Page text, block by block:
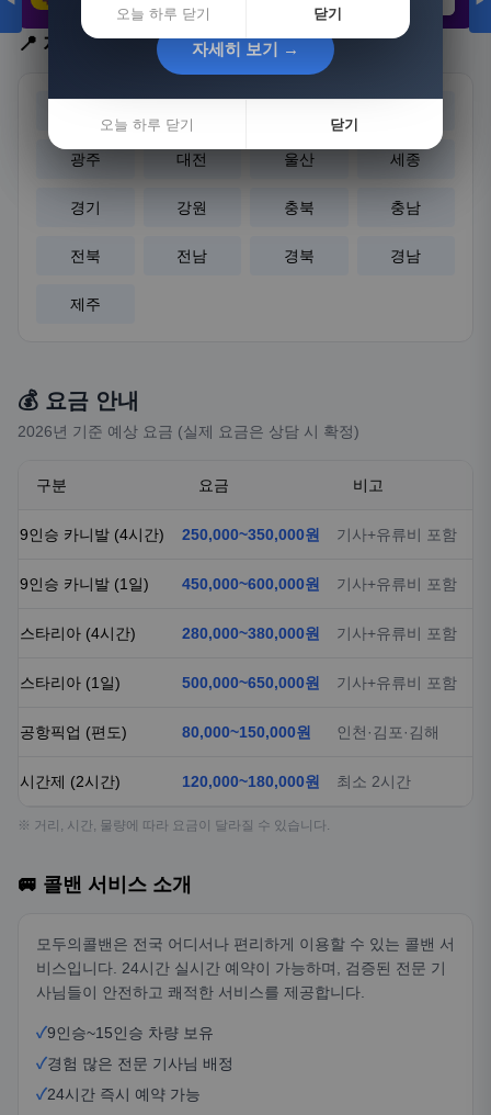
3,308원
📍 지역 선택
광주 대전 울산 세종
경기 강원 충북 충남
전북 전남 경북 경남
제주
💰 요금 안내
2026년 기준 예상 요금 (실제 요금은 상담 시 확정)
구분 요금 비고
9인승 카니발 (4시간) 250,000~350,000원 기사+유류비 포함
9인승 카니발 (1일) 450,000~600,000원 기사+유류비 포함
스타리아 (4시간) 280,000~380,000원 기사+유류비 포함
스타리아 (1일) 500,000~650,000원 기사+유류비 포함
공항픽업 (편도) 80,000~150,000원 인천·김포·김해
시간제 (2시간) 120,000~180,000원 최소 2시간
※ 거리, 시간, 물량에 따라 요금이 달라질 수 있습니다.
🚐 콜밴 서비스 소개
모두의콜밴은 전국 어디서나 편리하게 이용할 수 있는 콜밴 서
비스입니다. 24시간 실시간 예약이 가능하며, 검증된 전문 기
사님들이 안전하고 쾌적한 서비스를 제공합니다.
✓9인승~15인승 차량 보유
✓경험 많은 전문 기사님 배정
✓24시간 즉시 예약 가능
오늘 하루 닫기 닫기
자세히 보기 →
오늘 하루 닫기 닫기
자세히 보기 →
오늘 하루 닫기 닫기